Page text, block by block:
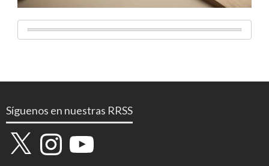
Síguenos en nuestras RRSS
X InstagramYouTube